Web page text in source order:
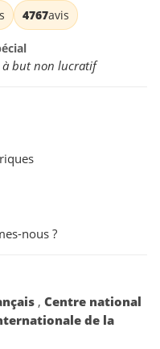
4767avis
à but non lucratif
nous ?
, Centre national
de la